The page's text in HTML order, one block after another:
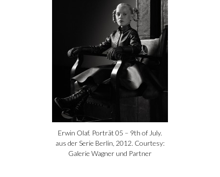
Erwin Olaf. Porträt 05 – 9th of July.
aus der Serie Berlin, 2012. Courtesy:
Galerie Wagner und Partner